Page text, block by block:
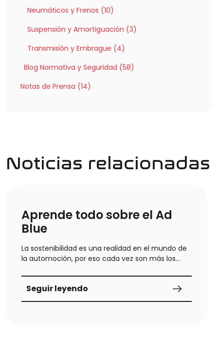
Neumáticos y Frenos (10)
Suspensión y Amortiguación (3)
Transmisión y Embrague (4)
Blog Normativa y Seguridad (58)
Notas de Prensa (14)
Noticias relacionadas
Aprende todo sobre el Ad
Blue
La sostenibilidad es una realidad en el mundo de
la automoción, por eso cada vez son más los
Seguir leyendo